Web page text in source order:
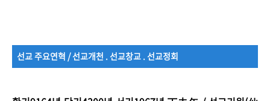
선교 주요연혁 / 선교개천 . 선교창교 . 선교정회